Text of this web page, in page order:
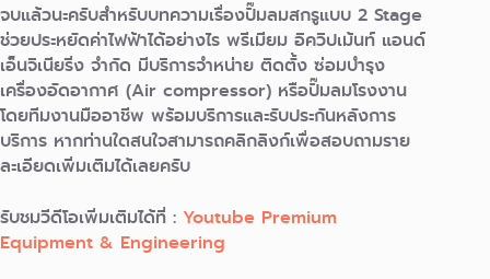
จบแล้วนะครับสำหรับบทความเรื่องปั๊มลมสกรูแบบ 2 Stage
ช่วยประหยัดค่าไฟฟ้าได้อย่างไร พรีเมียม อิควิปเม้นท์ แอนด์
เอ็นจิเนียริ่ง จำกัด มีบริการจำหน่าย ติดตั้ง ซ่อมบำรุง
เครื่องอัดอากาศ (Air compressor) หรือปั๊มลมโรงงาน
โดยทีมงานมืออาชีพ พร้อมบริการและรับประกันหลังการ
บริการ หากท่านใดสนใจสามารถคลิกลิงก์เพื่อสอบถามราย
ละเอียดเพิ่มเติมได้เลยครับ
รับชมวีดีโอเพิ่มเติมได้ที่ : Youtube Premium
Equipment & Engineering